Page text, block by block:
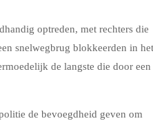
optreden, met rechters die
snelwegbrug blokkeerden in het
de langste die door een
de bevoegdheid geven om